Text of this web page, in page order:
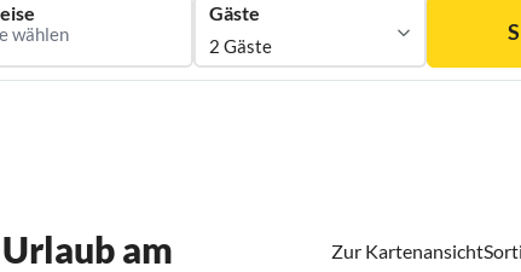
Gäste
2 Gäste
Zur Kartenansicht
am